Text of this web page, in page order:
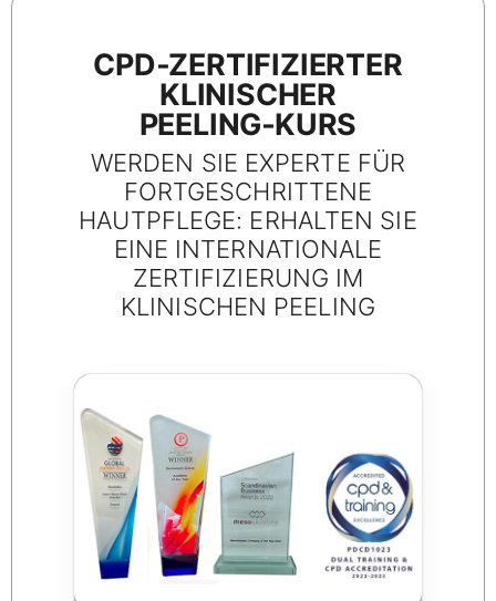
CPD‑ZERTIFIZIERTER
KLINISCHER
PEELING‑KURS
WERDEN SIE EXPERTE FÜR
FORTGESCHRITTENE
HAUTPFLEGE: ERHALTEN SIE
EINE INTERNATIONALE
ZERTIFIZIERUNG IM
KLINISCHEN PEELING